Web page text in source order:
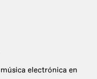
electrónica en